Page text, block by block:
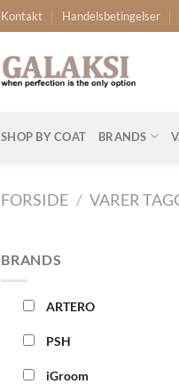
Kontakt Handelsbetingelser
SHOP BY COAT BRANDS
FORSIDE / VARER
BRANDS
ARTERO
PSH
iGroom